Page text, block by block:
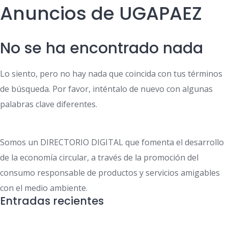
Anuncios de UGAPAEZ
No se ha encontrado nada
Lo siento, pero no hay nada que coincida con tus términos
de búsqueda. Por favor, inténtalo de nuevo con algunas
palabras clave diferentes.
Somos un DIRECTORIO DIGITAL que fomenta el desarrollo
de la economía circular, a través de la promoción del
consumo responsable de productos y servicios amigables
con el medio ambiente.
Entradas recientes